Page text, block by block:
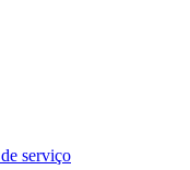
serviço